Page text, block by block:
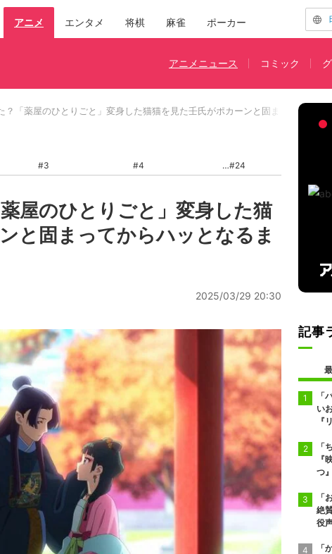
アニメ エンタメ 将棋 麻雀 ポーカー
アニメニュース コミック
？「薬屋のひとりごと」変身した猫猫を見た壬氏がポカーンと固まってからハ
#3 #4 #24
屋のひとりごと」変身した猫
と固まってからハッとなるま
2025/03/29 20:30
記事
「
い
『
「
『
つ
「
絶
役
「